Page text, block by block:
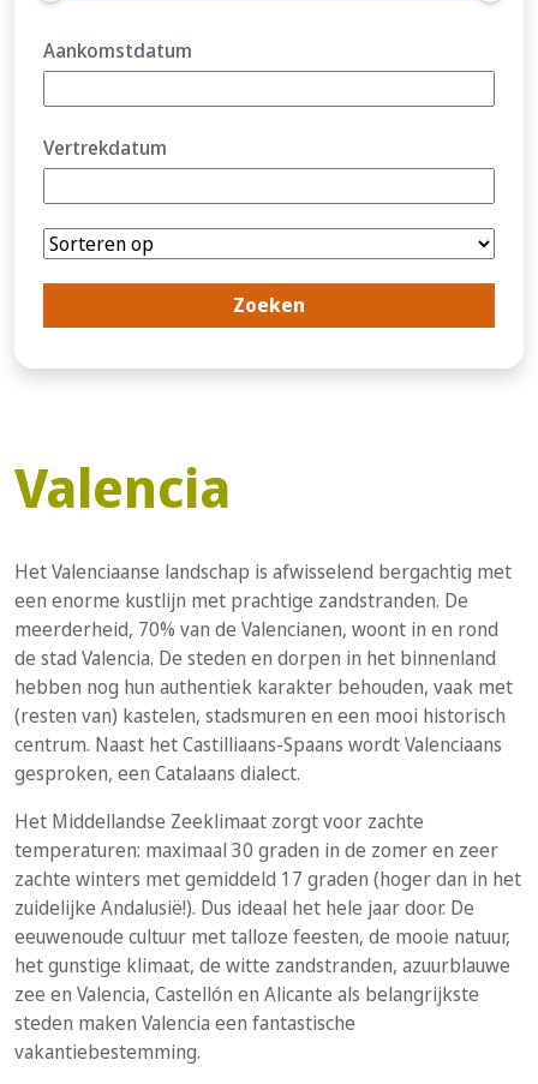
Aankomstdatum
Vertrekdatum
Valencia
Het Valenciaanse landschap is afwisselend bergachtig met
een enorme kustlijn met prachtige zandstranden. De
meerderheid, 70% van de Valencianen, woont in en rond
de stad Valencia. De steden en dorpen in het binnenland
hebben nog hun authentiek karakter behouden, vaak met
(resten van) kastelen, stadsmuren en een mooi historisch
centrum. Naast het Castilliaans-Spaans wordt Valenciaans
gesproken, een Catalaans dialect.
Het Middellandse Zeeklimaat zorgt voor zachte
temperaturen: maximaal 30 graden in de zomer en zeer
zachte winters met gemiddeld 17 graden (hoger dan in het
zuidelijke Andalusië!). Dus ideaal het hele jaar door. De
eeuwenoude cultuur met talloze feesten, de mooie natuur,
het gunstige klimaat, de witte zandstranden, azuurblauwe
zee en Valencia, Castellón en Alicante als belangrijkste
steden maken Valencia een fantastische
vakantiebestemming.